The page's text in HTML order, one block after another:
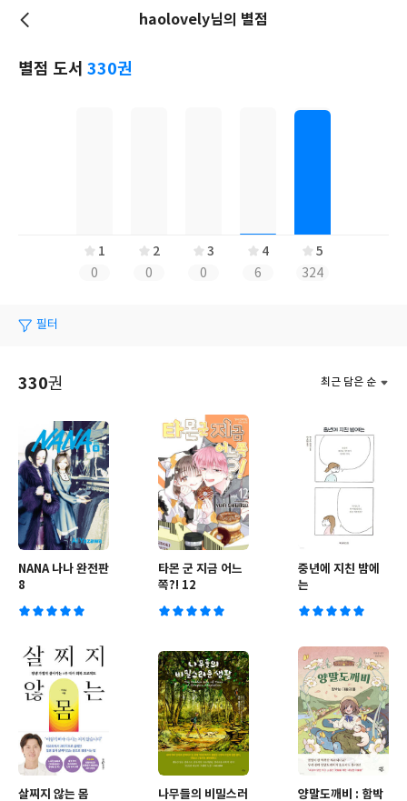
haolovely님의 별점
별점 도서 330권
1
0
2
0
3
0
4
6
5
324
필터
최근 담은 순
330권
NANA 나나 완전판
8
타몬 군 지금 어느
쪽?! 12
중년에 지친 밤에
는
살찌지 않는 몸
나무들의 비밀스러
양말도깨비 : 함박